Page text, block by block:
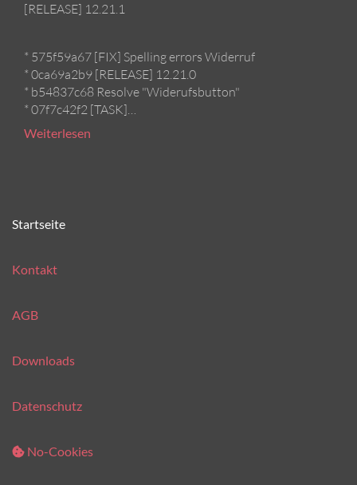
[RELEASE] 12.21.1
* 575f59a67 [FIX] Spelling errors Widerruf
* 0ca69a2b9 [RELEASE] 12.21.0
* b54837c68 Resolve "Widerufsbutton"
* 07f7c42f2 [TASK]…
Weiterlesen
Startseite
Kontakt
AGB
Downloads
Datenschutz
No-Cookies